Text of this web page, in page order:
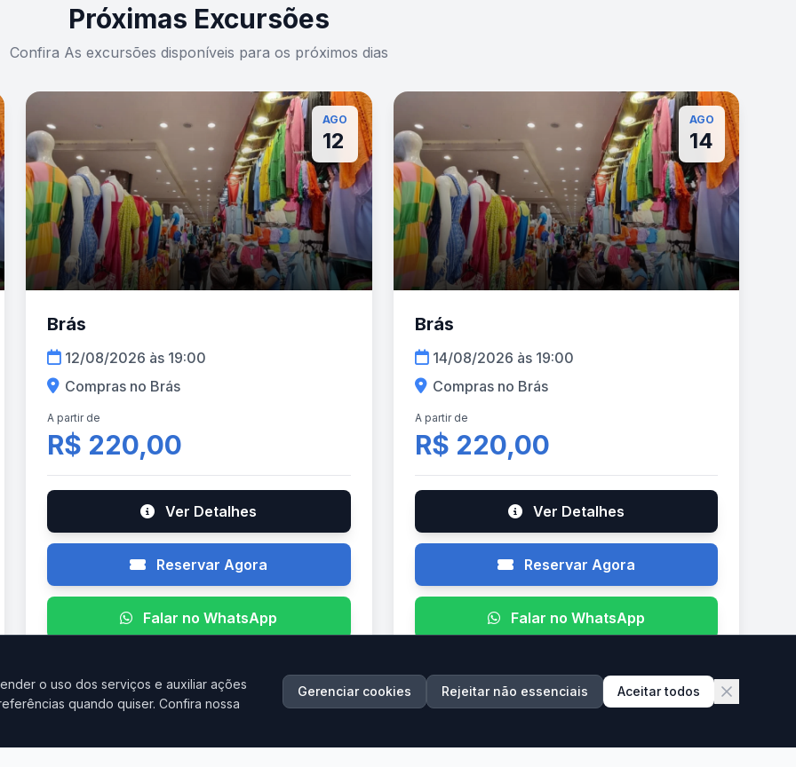
Próximas Excursões
Confira As excursões disponíveis para os próximos dias
AGO
12
Brás
12/08/2026 às 19:00
Compras no Brás
A partir de
R$ 220,00
Ver Detalhes
Reservar Agora
Falar no WhatsApp
AGO
14
Brás
14/08/2026 às 19:00
Compras no Brás
A partir de
R$ 220,00
Ver Detalhes
Reservar Agora
Falar no WhatsApp
AGO AGO
o uso dos serviços e auxiliar ações
quando quiser. Confira nossa
Gerenciar cookies Rejeitar não essenciais Aceitar todos